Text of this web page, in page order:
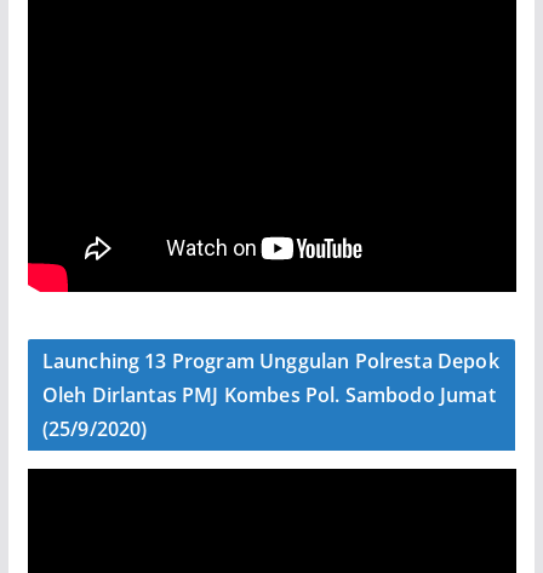
Launching 13 Program Unggulan Polresta Depok
Oleh Dirlantas PMJ Kombes Pol. Sambodo Jumat
(25/9/2020)